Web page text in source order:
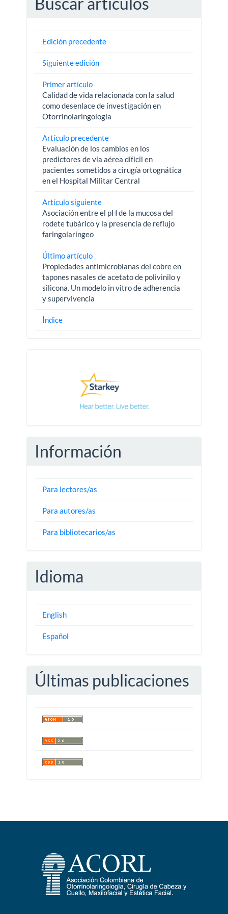
Edición precedente
Siguiente edición
Primer artículo
Calidad de vida relacionada con la salud
como desenlace de investigación en
Otorrinolaringología
Artículo precedente
Evaluación de los cambios en los
predictores de vía aérea difícil en
pacientes sometidos a cirugía ortognática
en el Hospital Militar Central
Artículo siguiente
Asociación entre el pH de la mucosa del
rodete tubárico y la presencia de reflujo
faringolaríngeo
Último artículo
Propiedades antimicrobianas del cobre en
tapones nasales de acetato de polivinilo y
silicona. Un modelo in vitro de adherencia
y supervivencia
Índice
Información
Para lectores/as
Para autores/as
Para bibliotecarios/as
Idioma
English
Español
Últimas publicaciones